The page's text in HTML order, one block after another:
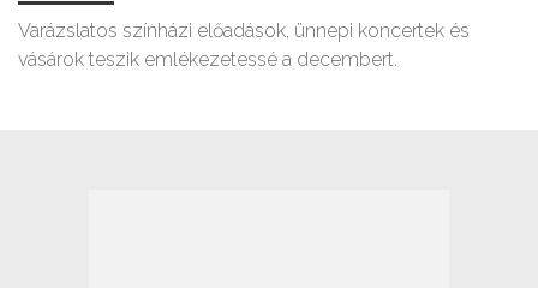
Varázslatos színházi előadások, ünnepi koncertek és
vásárok teszik emlékezetessé a decembert.